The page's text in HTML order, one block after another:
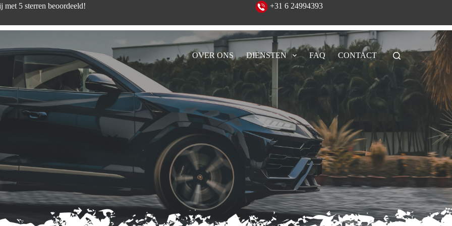
zijn wij met 5 sterren beoordeeld! +31 6 24994393
OVER ONS DIENSTEN FAQ CONTACT